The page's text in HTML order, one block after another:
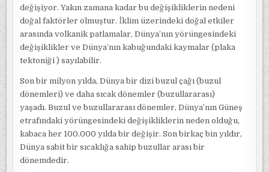
değişiyor. Yakın zamana kadar bu değişikliklerin nedeni
doğal faktörler olmuştur. İklim üzerindeki doğal etkiler
arasında volkanik patlamalar, Dünya’nın yörüngesindeki
değişiklikler ve Dünya’nın kabuğundaki kaymalar (plaka
tektoniği ) sayılabilir.
Son bir milyon yılda, Dünya bir dizi buzul çağı (buzul
dönemleri) ve daha sıcak dönemler (buzullararası)
yaşadı. Buzul ve buzullararası dönemler, Dünya’nın Güneş
etrafındaki yörüngesindeki değişikliklerin neden olduğu,
kabaca her 100.000 yılda bir değişir. Son birkaç bin yıldır,
Dünya sabit bir sıcaklığa sahip buzullar arası bir
dönemdedir.